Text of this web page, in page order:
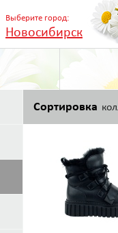
Выберите город:
Новосибирск
Сортировка